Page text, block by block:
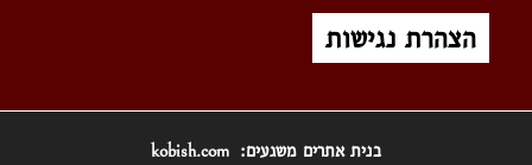
הצהרת נגישות
בנית אתרים משגעים: kobish.com